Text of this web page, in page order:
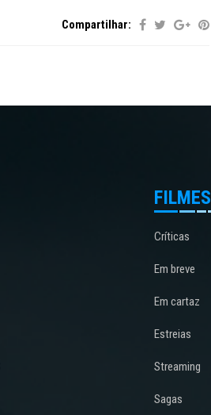
Compartilhar:
FILMES
Críticas
Em breve
Em cartaz
Estreias
Streaming
Sagas